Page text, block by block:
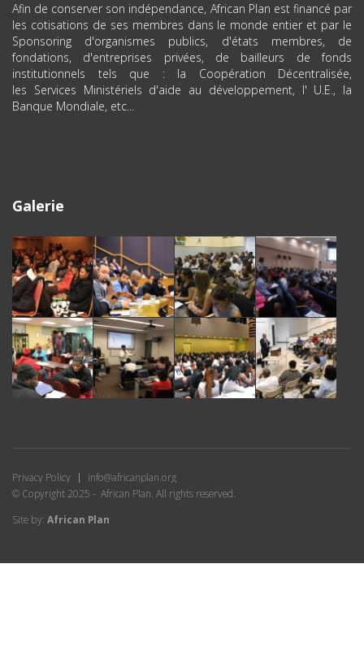
Afin de conserver son indépendance, African Plan est financé par
les cotisations de ses membres dans le monde entier et par le
Sponsoring d'organismes publics, d'états membres, de
fondations, d'entreprises privées, de bailleurs de fonds
institutionnels tels que : la Coopération Décentralisée,
les Services Ministériels d'aide au développement, l' U.E., la
Banque Mondiale, etc...
Galerie
Privacy Policy
info@africanplan.org
© Copyright 2025 - African Plan. All rights reserved.
Site by: African Plan